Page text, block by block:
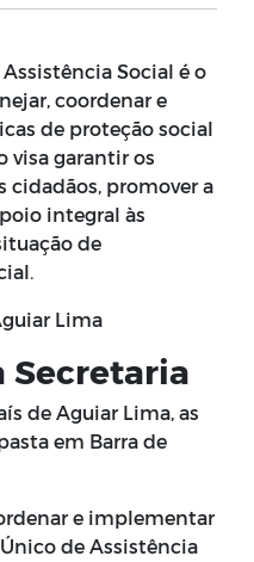
Social é o
coordenar e
de proteção social
visa garantir os
promover a
integral às
de
Lima
Secretaria
de Aguiar Lima, as
em Barra de
e implementar
de Assistência